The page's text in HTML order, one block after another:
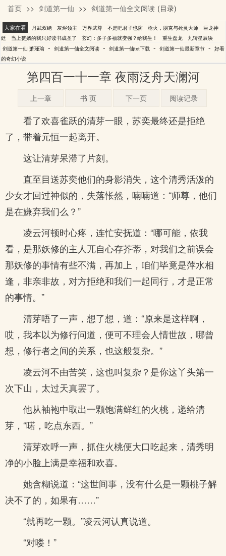
萧瑾瑜
首页 >> 剑道第一仙 >> 剑道第一仙全文阅读 (目录)
大家在看 丹武双绝 灰烬领主 万界武尊 不是吧君子也防 枪火，朋克与死灵大师
巨龙神
廷
当上赘婿的我只好读书成圣了 玄幻：多子多福就变强？给我生！ 重生盘龙
九转星辰诀
剑道第一仙 萧瑾瑜 - 剑道第一仙全文阅读 - 剑道第一仙txt下载 - 剑道第一仙最新章节 - 好看
的奇幻小说
第四百一十一章 夜雨泛舟天澜河
上一章 书 页 下一页 阅读记录
看了欢喜雀跃的清芽一眼，苏奕最终还是拒绝
了，带着元恒一起离开。
这让清芽呆滞了片刻。
直至目送苏奕他们的身影消失，这个清秀活泼的
少女才回过神似的，失落怅然，喃喃道：“师尊，他们
是在嫌弃我们么？”
凌云河顿时心疼，连忙安抚道：“哪可能，依我
看，是那妖修的主人兀自心存芥蒂，对我们之前误会
那妖修的事情有些不满，再加上，咱们毕竟是萍水相
逢，非亲非故，对方拒绝和我们一起同行，才是正常
的事情。”
清芽唔了一声，想了想，道：“原来是这样啊，
哎，我本以为修行问道，便可不理会人情世故，哪曾
想，修行者之间的关系，也这般复杂。”
凌云河不由苦笑，这也叫复杂？是你这丫头第一
次下山，太过天真罢了。
他从袖袍中取出一颗饱满鲜红的火桃，递给清
芽，“喏，吃点东西。”
清芽欢呼一声，抓住火桃便大口吃起来，清秀明
净的小脸上满是幸福和欢喜。
她含糊说道：“这世间事，没有什么是一颗桃子解
决不了的，如果有……”
“就再吃一颗。”凌云河认真说道。
“对喽！”